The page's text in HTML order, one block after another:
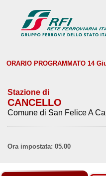
ORARIO PROGRAMMATO 14
Stazione di
CANCELLO
Comune di San Felice A
Ora impostata: 05.00